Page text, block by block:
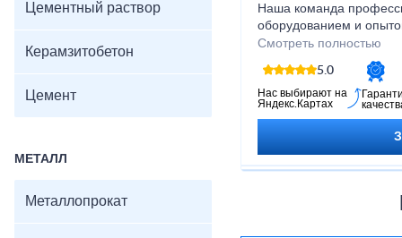
Цементный раствор
Керамзитобетон
Цемент
МЕТАЛЛ
Металлопрокат
Наша команда
оборудованием и
освободить вашу
размера задачи, мы
ее качественно.
уверены, что ваша
ухоженной в любую
Смотреть полностью
5.0
Нас выбирают на
Яндекс.Картах